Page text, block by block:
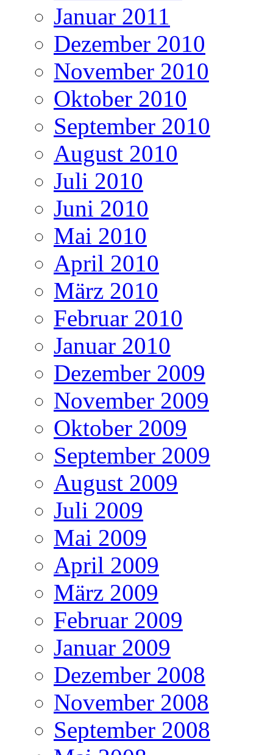
Januar 2011
Dezember 2010
November 2010
Oktober 2010
September 2010
August 2010
Juli 2010
Juni 2010
Mai 2010
April 2010
März 2010
Februar 2010
Januar 2010
Dezember 2009
November 2009
Oktober 2009
September 2009
August 2009
Juli 2009
Mai 2009
April 2009
März 2009
Februar 2009
Januar 2009
Dezember 2008
November 2008
September 2008